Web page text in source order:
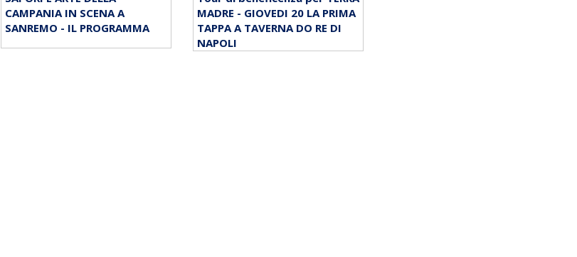
CAMPANIA IN SCENA A
SANREMO - IL PROGRAMMA
MADRE - GIOVEDI 20 LA PRIMA
TAPPA A TAVERNA DO RE DI
NAPOLI